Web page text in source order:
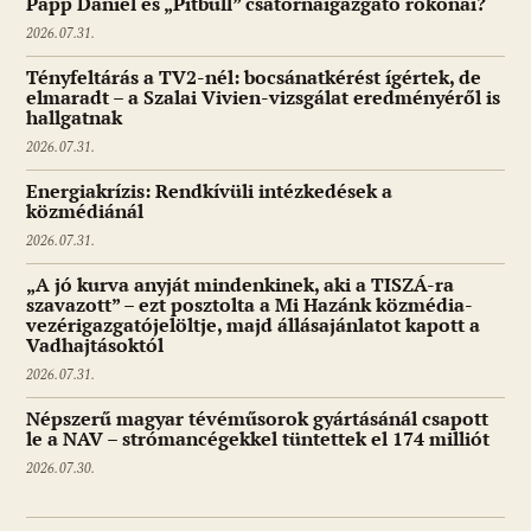
2026.07.31.
Tényfeltárás a TV2-nél: bocsánatkérést ígértek, de
elmaradt – a Szalai Vivien-vizsgálat eredményéről is
hallgatnak
2026.07.31.
Energiakrízis: Rendkívüli intézkedések a
közmédiánál
2026.07.31.
„A jó kurva anyját mindenkinek, aki a TISZÁ-ra
szavazott” – ezt posztolta a Mi Hazánk közmédia-
vezérigazgatójelöltje, majd állásajánlatot kapott a
Vadhajtásoktól
2026.07.31.
Népszerű magyar tévéműsorok gyártásánál csapott
le a NAV – strómancégekkel tüntettek el 174 milliót
2026.07.30.